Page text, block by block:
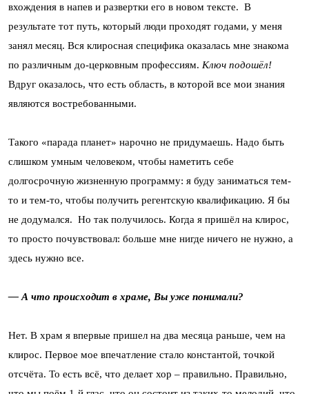
вхождения в напев и развертки его в новом тексте. В
результате тот путь, который люди проходят годами, у меня
занял месяц. Вся клиросная специфика оказалась мне знакома
по различным до-церковным профессиям. Ключ подошёл!
Вдруг оказалось, что есть область, в которой все мои знания
являются востребованными.
Такого «парада планет» нарочно не придумаешь. Надо быть
слишком умным человеком, чтобы наметить себе
долгосрочную жизненную программу: я буду заниматься тем-
то и тем-то, чтобы получить регентскую квалификацию. Я бы
не додумался. Но так получилось. Когда я пришёл на клирос,
то просто почувствовал: больше мне нигде ничего не нужно, а
здесь нужно все.
— А что происходит в храме, Вы уже понимали?
Нет. В храм я впервые пришел на два месяца раньше, чем на
клирос. Первое мое впечатление стало константой, точкой
отсчёта. То есть всё, что делает хор – правильно. Правильно,